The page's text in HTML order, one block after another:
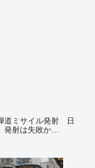
道ミサイル発射 日
発射は失敗か…